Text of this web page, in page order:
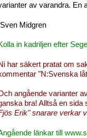
av varandra. En
Midgren
in kadriljen efter
har säkert pratat om
"N:Svenska
angående varianter
bra! Alltså en sida
Erik" snarare verkar
länkar till